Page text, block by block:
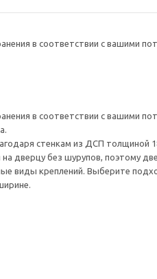
в соответствии с вашими
в соответствии с вашими
стенкам из ДСП толщиной
дверцу без шурупов, поэтому
виды креплений. Выберите